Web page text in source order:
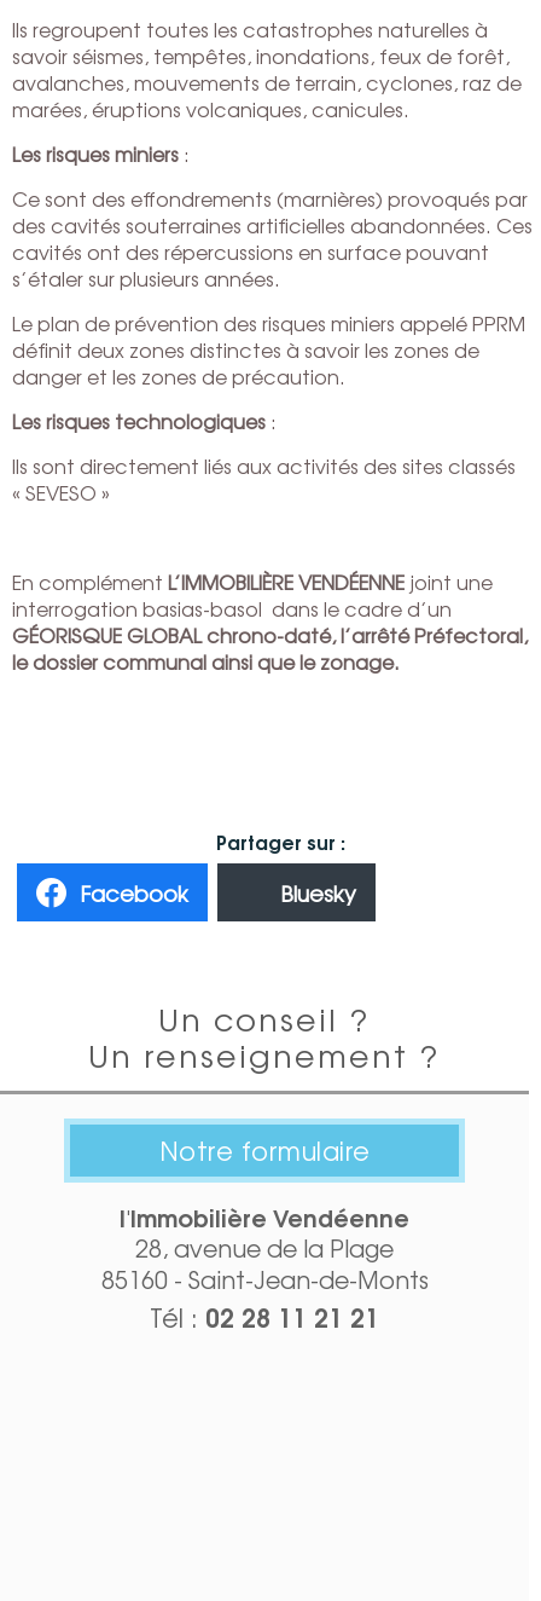
Ils regroupent toutes les catastrophes naturelles à
savoir séismes, tempêtes, inondations, feux de forêt,
avalanches, mouvements de terrain, cyclones, raz de
marées, éruptions volcaniques, canicules.
Les risques miniers :
Ce sont des effondrements (marnières) provoqués par
des cavités souterraines artificielles abandonnées. Ces
cavités ont des répercussions en surface pouvant
s’étaler sur plusieurs années.
Le plan de prévention des risques miniers appelé PPRM
définit deux zones distinctes à savoir les zones de
danger et les zones de précaution.
Les risques technologiques :
Ils sont directement liés aux activités des sites classés
« SEVESO »
En complément L’IMMOBILIÈRE VENDÉENNE joint une
interrogation basias-basol dans le cadre d’un
GÉORISQUE GLOBAL chrono-daté, l’arrêté Préfectoral,
le dossier communal ainsi que le zonage.
Facebook Bluesky
Un conseil ?
Un renseignement ?
Notre formulaire
l'Immobilière Vendéenne
28, avenue de la Plage
85160 - Saint-Jean-de-Monts
Tél : 02 28 11 21 21